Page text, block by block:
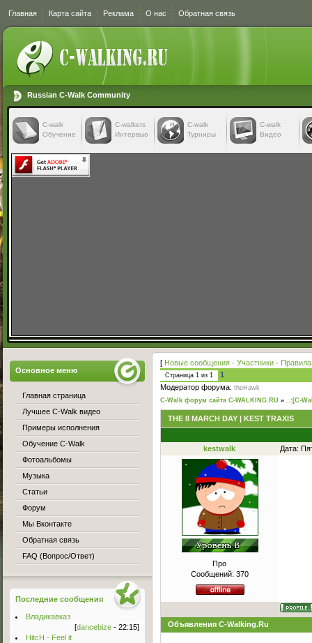
Главная Карта сайта Реклама О нас Обратная связь
Russian C-Walk Community
C-walk
Обучение
C-walkers
Интервью
С-walk
Турниры
С-walk
Видео
[ Новые сообщения · Участники ·
Страница 1 из 1
1
Модератор форума: theHawk
C-Walk форум сайта C-WALKING.RU » ..:[C-
THE 8 MARCH DAY | KEST TRAXIS
kestwalk Дата:
Про
Сообщений: 370
Объявления C-Walking.Ru
Основное меню
Главная страница
Лучшее C-Walk видео
Примеры исполнения
Обучение C-Walk
Фотоальбомы
Музыка
Статьи
Форум
Мы Вконтакте
Обратная связь
FAQ (Вопрос/Ответ)
Последние сообщения
Владикавказ
[dancebize - 22:15]
HitcH - Feel it